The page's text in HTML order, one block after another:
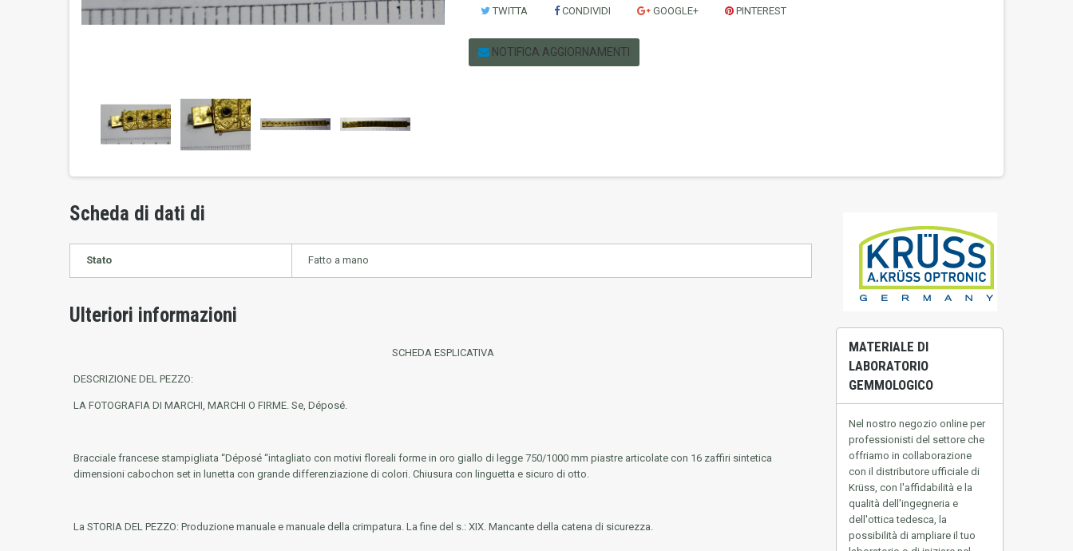
TWITTA CONDIVIDI GOOGLE+ PINTEREST
NOTIFICA AGGIORNAMENTI
Scheda di dati di
Stato Fatto a mano
Ulteriori informazioni
SCHEDA ESPLICATIVA
DESCRIZIONE DEL PEZZO:
LA FOTOGRAFIA DI MARCHI, MARCHI O FIRME. Se, Déposé.
Bracciale francese stampigliata “Déposé “intagliato con motivi floreali forme in oro giallo di legge 750/1000 mm piastre articolate con 16 zaffiri sintetica
dimensioni cabochon set in lunetta con grande differenziazione di colori. Chiusura con linguetta e sicuro di otto.
La STORIA DEL PEZZO: Produzione manuale e manuale della crimpatura. La fine del s.: XIX. Mancante della catena di sicurezza.
MATERIALE DI
LABORATORIO
GEMMOLOGICO
Nel nostro negozio online per
professionisti del settore che
offriamo in collaborazione
con il distributore ufficiale di
Krüss, con l'affidabilità e la
qualità dell'ingegneria e
dell'ottica tedesca, la
possibilità di ampliare il tuo